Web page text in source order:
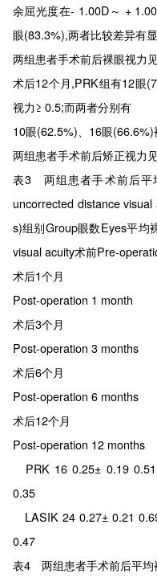
余屈光度在- 1.00D～ +
眼(83.3%),两者比较差异有
两组患者手术前后裸眼视力
术后12个月,PRK组有12眼
视力≥ 0.5;而两者分别有
10眼(62.5%)、16眼(66.6%)
两组患者手术前后矫正视力
表3 两组患者手术前后平
uncorrected distance
s)组别Group眼数Eyes平均
visual acuity术前Pre-
术后1个月
Post-operation 1 month
术后3个月
Post-operation 3 months
术后6个月
Post-operation 6 months
术后12个月
Post-operation 12 months
PRK 16 0.25± 0.19
0.35
LASIK 24 0.27± 0.21
0.47
表4 两组患者手术前后平均